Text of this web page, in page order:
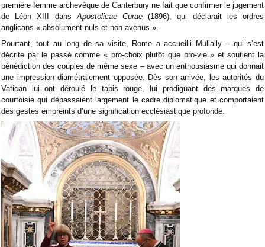
première femme archevêque de Canterbury ne fait que confirmer le jugement
de Léon XIII dansApostolicae Curae (1896), qui déclarait les ordres
anglicans « absolument nuls et non avenus ».
Pourtant, tout au long de sa visite, Rome a accueilli Mullally – qui s’est
décrite par le passé comme « pro-choix plutôt que pro-vie » et soutient la
bénédiction des couples de même sexe – avec un enthousiasme qui donnait
une impression diamétralement opposée. Dès son arrivée, les autorités du
Vatican lui ont déroulé le tapis rouge, lui prodiguant des marques de
courtoisie qui dépassaient largement le cadre diplomatique et comportaient
des gestes empreints d’une signification ecclésiastique profonde.